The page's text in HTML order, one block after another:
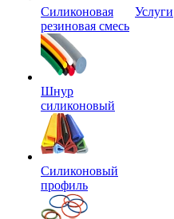
Силиконовая
резиновая смесь
Шнур
силиконовый
Силиконовый
профиль
Услуги